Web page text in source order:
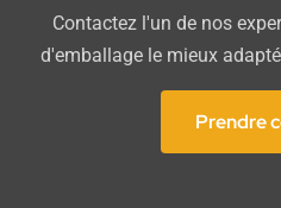
Contactez l'un de nos
d'emballage le mieux
Prendre